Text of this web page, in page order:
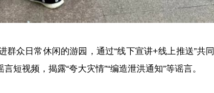
日常休闲的游园，通过“线下宣讲+线上推送”共
视频，揭露“夸大灾情”“编造泄洪通知”等谣言。